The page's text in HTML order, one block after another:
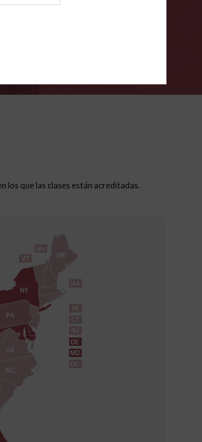
los que las clases están acreditadas.
CT
DE
DC
ME
MD
MA
NH
NJ
NY
NC
PA
RI
VT
VA